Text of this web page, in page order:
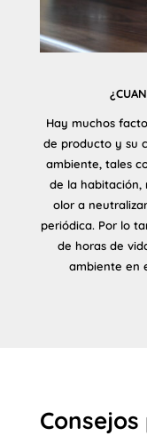
Hay muchos
de producto y su
ambiente, tales
de la habitación,
olor a
periódica. Por lo
de horas de
ambiente en